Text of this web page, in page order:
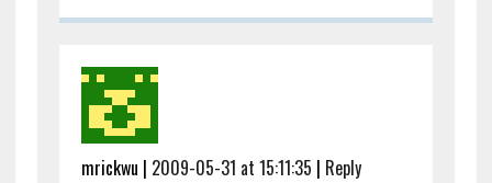
mrickwu | 2009-05-31 at 15:11:35 | Reply